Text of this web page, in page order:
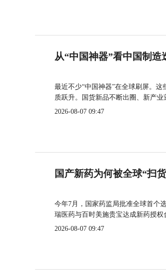
从“中国神器”看中国制造
最近不少“中国神器”在全球刷屏。
质跃升。国货新品不断出圈、新产业
2026-08-07 09:47
国产新药为何被全球“扫
今年7月，国家药监局批准全球首个
瑞医药与百时美施贵宝达成新药授
2026-08-07 09:47